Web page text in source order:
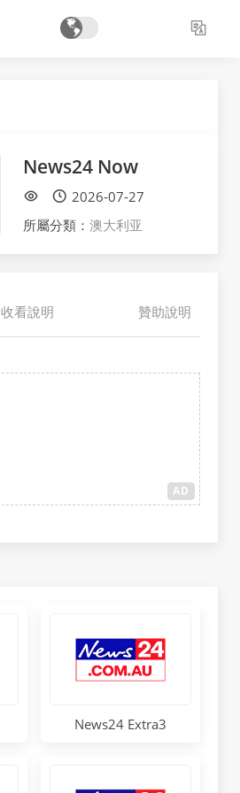
News24 Now
2026-07-27
所屬分類：澳大利亚
收看說明 贊助說明
AD
News24 Extra3